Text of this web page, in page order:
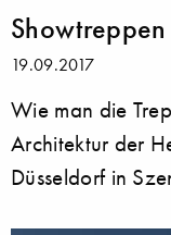
19.09.2017
Wie man die
Architektur der
Düsseldorf in